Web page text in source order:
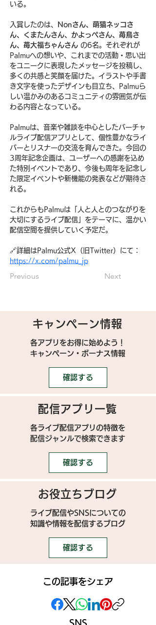
いる。
入賞したのは、
Nonさん、萌猫ネッコさ
ん、くまたんさん、かよっぺさん、苺鳥さ
ん、苺大福ちゃんさん の6名。それぞれが
Palmuへの想いや、これまでの活動・思い出
をユニークに表現したメッセージを投稿し、
多くの共感と笑顔を届けた。イラストや手書
き文字を使ったデザインも目立ち、Palmuら
しい温かみのあるコミュニティの雰囲気が伝
わる内容となっている。
Palmuは、音楽や雑談を中心としたバーチャ
ルライブ配信アプリとして、個性豊かなライ
バーとリスナーの交流を育んできた。今回の
3周年記念企画は、ユーザーへの感謝を込め
た特別イベントであり、今後も周年を記念し
た限定イベントや新機能の発表などが期待さ
れる。
これからもPalmuは「人と人とのつながりを
大切にするライブ配信」をテーマに、温かい
配信空間を提供していく予定だ。
🔗詳細はPalmu公式X（旧Twitter）にて：
https://x.com/palmu_jp
Previous Next
キャンペーン情報
各アプリをお得に始めよう！
キャンペーン・ボーナス情報
確認する
配信アプリ一覧
各ライブ配信アプリの特徴を
配信ジャンルで検索できます
確認する
お役立ちブログ
ライブ配信やSNSについての
​知識や情報を配信するブログ
確認する
この記事をシェア
SNS